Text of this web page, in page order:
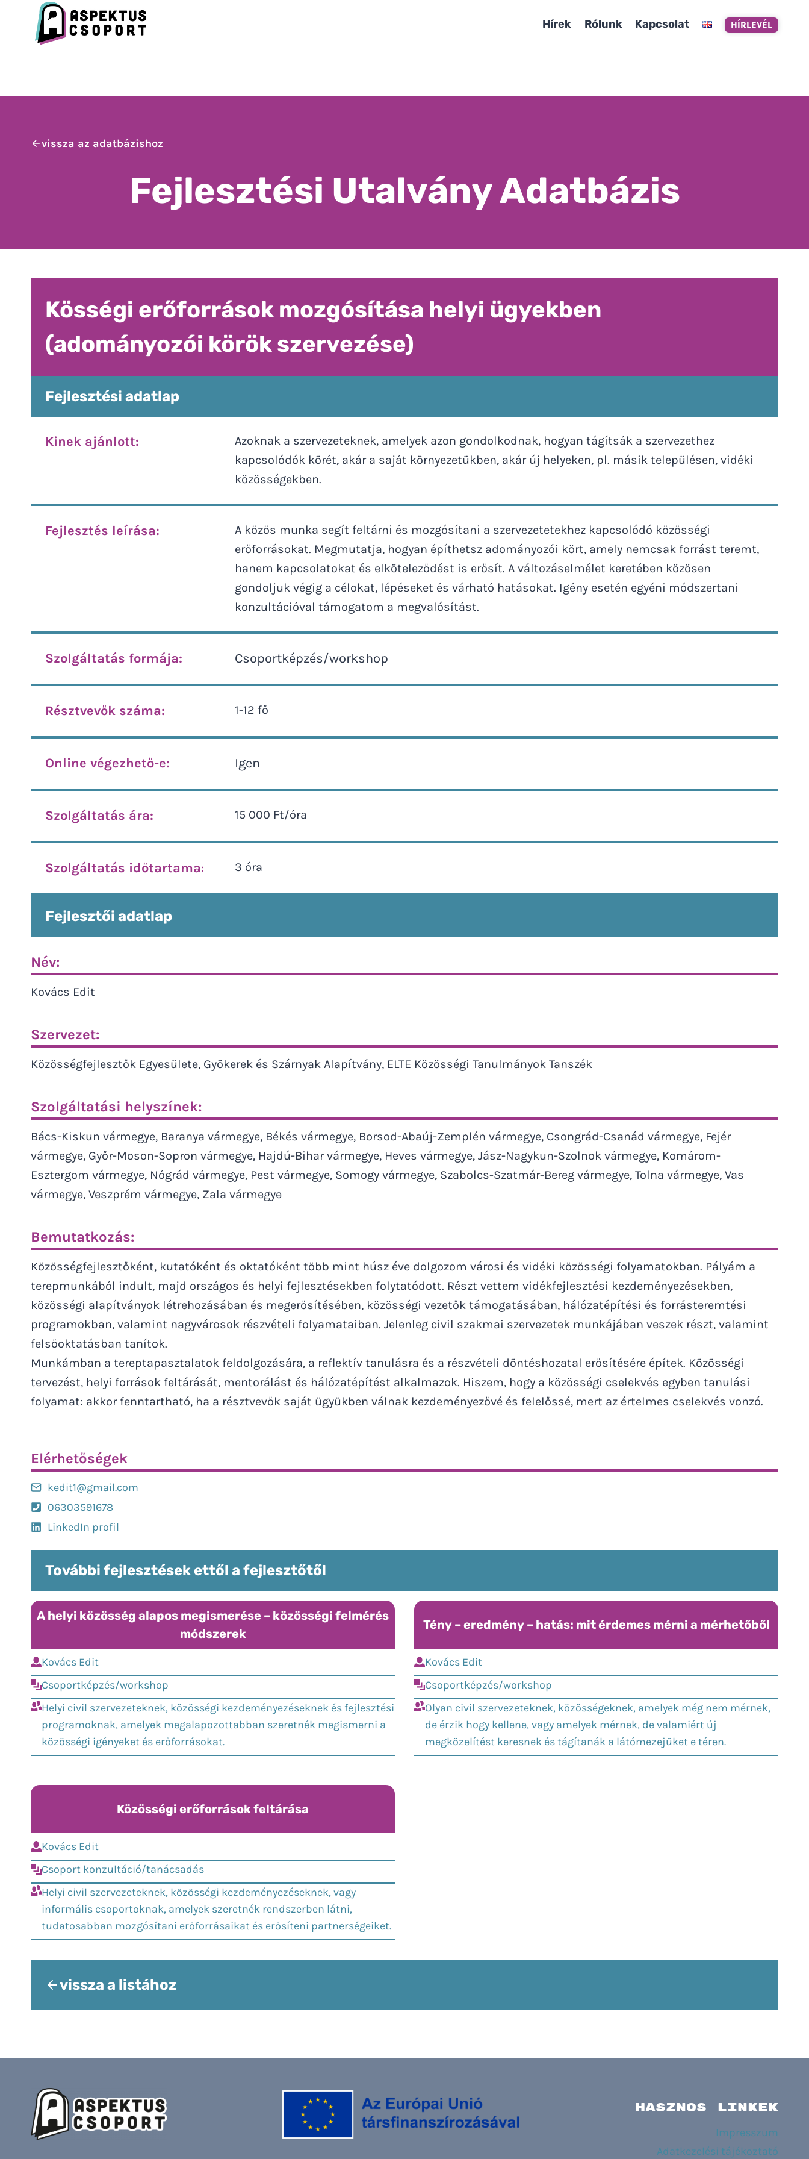
content
Hírek Rólunk Kapcsolat HÍRLEVÉL
vissza az adatbázishoz
Fejlesztési Utalvány Adatbázis
Kösségi erőforrások mozgósítása helyi ügyekben
(adományozói körök szervezése)
Fejlesztési adatlap
Kinek ajánlott:
Azoknak a szervezeteknek, amelyek azon gondolkodnak, hogyan tágítsák a szervezethez
kapcsolódók körét, akár a saját környezetükben, akár új helyeken, pl. másik településen, vidéki
közösségekben.
Fejlesztés leírása:
A közös munka segít feltárni és mozgósítani a szervezetetekhez kapcsolódó közösségi
erőforrásokat. Megmutatja, hogyan építhetsz adományozói kört, amely nemcsak forrást teremt,
hanem kapcsolatokat és elköteleződést is erősít. A változáselmélet keretében közösen
gondoljuk végig a célokat, lépéseket és várható hatásokat. Igény esetén egyéni módszertani
konzultációval támogatom a megvalósítást.
Szolgáltatás formája: Csoportképzés/workshop
Résztvevők száma: 1-12 fő
Online végezhető-e: Igen
Szolgáltatás ára: 15 000 Ft/óra
Szolgáltatás időtartama: 3 óra
Fejlesztői adatlap
Név:
Kovács Edit
Szervezet:
Közösségfejlesztők Egyesülete, Gyökerek és Szárnyak Alapítvány, ELTE Közösségi Tanulmányok Tanszék
Szolgáltatási helyszínek:
Bács-Kiskun vármegye, Baranya vármegye, Békés vármegye, Borsod-Abaúj-Zemplén vármegye, Csongrád-Csanád vármegye, Fejér
vármegye, Győr-Moson-Sopron vármegye, Hajdú-Bihar vármegye, Heves vármegye, Jász-Nagykun-Szolnok vármegye, Komárom-
Esztergom vármegye, Nógrád vármegye, Pest vármegye, Somogy vármegye, Szabolcs-Szatmár-Bereg vármegye, Tolna vármegye, Vas
vármegye, Veszprém vármegye, Zala vármegye
Bemutatkozás:
Közösségfejlesztőként, kutatóként és oktatóként több mint húsz éve dolgozom városi és vidéki közösségi folyamatokban. Pályám a
terepmunkából indult, majd országos és helyi fejlesztésekben folytatódott. Részt vettem vidékfejlesztési kezdeményezésekben,
közösségi alapítványok létrehozásában és megerősítésében, közösségi vezetők támogatásában, hálózatépítési és forrásteremtési
programokban, valamint nagyvárosok részvételi folyamataiban. Jelenleg civil szakmai szervezetek munkájában veszek részt, valamint
felsőoktatásban tanítok.
Munkámban a tereptapasztalatok feldolgozására, a reflektív tanulásra és a részvételi döntéshozatal erősítésére építek. Közösségi
tervezést, helyi források feltárását, mentorálást és hálózatépítést alkalmazok. Hiszem, hogy a közösségi cselekvés egyben tanulási
folyamat: akkor fenntartható, ha a résztvevők saját ügyükben válnak kezdeményezővé és felelőssé, mert az értelmes cselekvés vonzó.
Elérhetőségek
kedit1@gmail.com
06303591678
LinkedIn profil
További fejlesztések ettől a fejlesztőtől
A helyi közösség alapos megismerése – közösségi felmérés
módszerek
Kovács Edit
Csoportképzés/workshop
Helyi civil szervezeteknek, közösségi kezdeményezéseknek és fejlesztési
programoknak, amelyek megalapozottabban szeretnék megismerni a
közösségi igényeket és erőforrásokat.
Tény – eredmény – hatás: mit érdemes mérni a mérhetőből
Kovács Edit
Csoportképzés/workshop
Olyan civil szervezeteknek, közösségeknek, amelyek még nem mérnek,
de érzik hogy kellene, vagy amelyek mérnek, de valamiért új
megközelítést keresnek és tágítanák a látómezejüket e téren.
Közösségi erőforrások feltárása
Kovács Edit
Csoport konzultáció/tanácsadás
Helyi civil szervezeteknek, közösségi kezdeményezéseknek, vagy
informális csoportoknak, amelyek szeretnék rendszerben látni,
tudatosabban mozgósítani erőforrásaikat és erősíteni partnerségeiket.
vissza a listához
HASZNOS LINKEK
Impresszum
Adatkezelési tájékoztató